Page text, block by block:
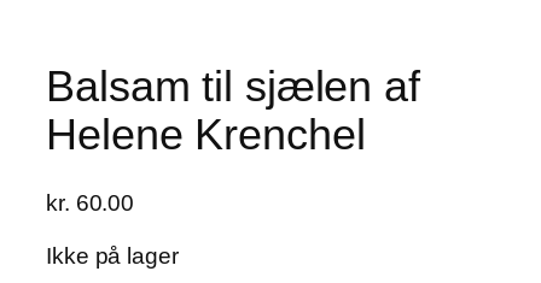
Balsam til sjælen af
Helene Krenchel
kr. 60.00
Ikke på lager